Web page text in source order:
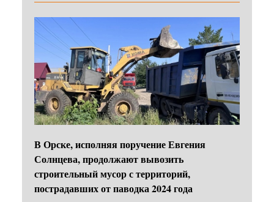
В Орске, исполняя поручение Евгения
Солнцева, продолжают вывозить
строительный мусор с территорий,
пострадавших от паводка 2024 года